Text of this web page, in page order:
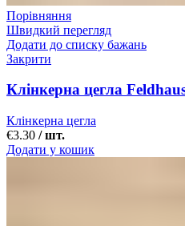
Порівняння
Швидкий перегляд
Додати до списку бажань
Закрити
Клінкерна цегла
Клінкерна цегла
€3.30 / шт.
Додати у кошик